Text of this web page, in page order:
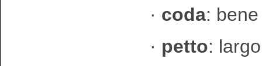
· coda:
· petto: